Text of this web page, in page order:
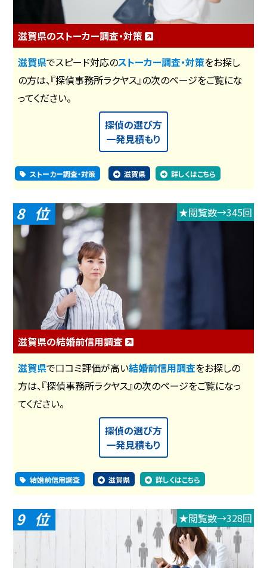
滋賀県のストーカー調査・対策
滋賀県でスピード対応のストーカー調査・対策をお探し
の方は、『探偵事務所ラクヤス』の次のページをご覧にな
ってください。
探偵の選び方
一発見積もり
ストーカー調査・対策 滋賀県 詳しくはこちら
8 ★閲覧数→345回
滋賀県の結婚前信用調査
滋賀県で口コミ評価が高い結婚前信用調査をお探しの
方は、『探偵事務所ラクヤス』の次のページをご覧になっ
てください。
探偵の選び方
一発見積もり
結婚前信用調査 滋賀県 詳しくはこちら
9 ★閲覧数→328回